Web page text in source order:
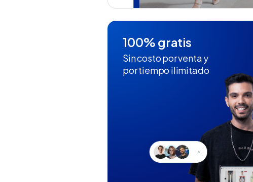
100% gratis
Sin costo por venta y
por tiempo ilimitado